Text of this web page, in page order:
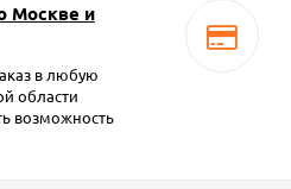
Москве и
в любую
области
возможность